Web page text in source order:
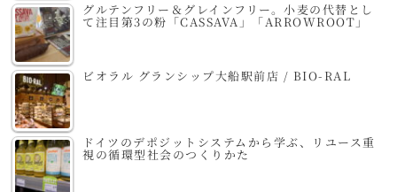
グルテンフリー＆グレインフリー。小麦の代替とし
て注目第3の粉「CASSAVA」「ARROWROOT」
ビオラル グランシップ大船駅前店 / BIO-RAL
ドイツのデポジットシステムから学ぶ、リユース重
視の循環型社会のつくりかた